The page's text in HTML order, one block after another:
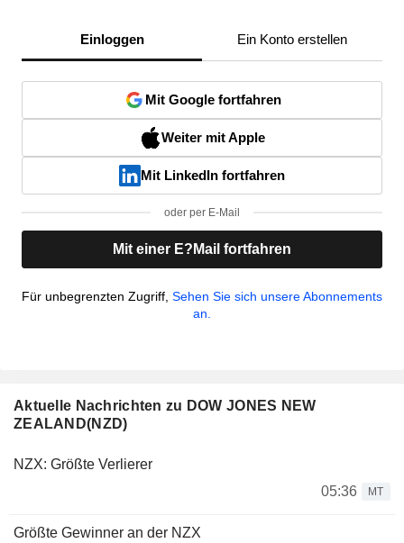
Einloggen Ein Konto erstellen
Mit Google fortfahren
Weiter mit Apple
Mit LinkedIn fortfahren
oder per E-Mail
Mit einer E?Mail fortfahren
Für unbegrenzten Zugriff, Sehen Sie sich unsere Abonnements
an.
Aktuelle Nachrichten zu DOW JONES NEW
ZEALAND(NZD)
NZX: Größte Verlierer
05:36
MT
Größte Gewinner an der NZX